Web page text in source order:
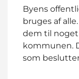
Byens
bruges af
dem til noget
kommunen.
som